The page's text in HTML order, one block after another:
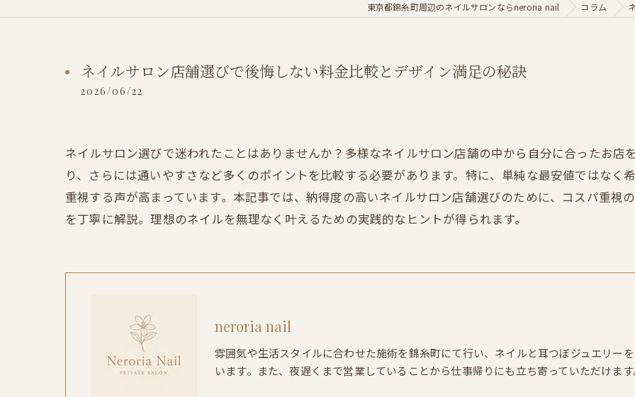
東京都錦糸町周辺のネイルサロンならneroria nail コラム
ネイルサロン店舗選びで後悔しない料金比較とデザイン満足の秘訣
2026/06/22
ネイルサロン選びで迷われたことはありませんか？多様なネイルサロン店舗の中から自分に合ったお店
り、さらには通いやすさなど多くのポイントを比較する必要があります。特に、単純な最安値ではなく
重視する声が高まっています。本記事では、納得度の高いネイルサロン店舗選びのために、コスパ重視
を丁寧に解説。理想のネイルを無理なく叶えるための実践的なヒントが得られます。
neroria nail
雰囲気や生活スタイルに合わせた施術を錦糸町にて行い、ネイルと耳つぼジュエリー
います。また、夜遅くまで営業していることから仕事帰りにも立ち寄っていただけま